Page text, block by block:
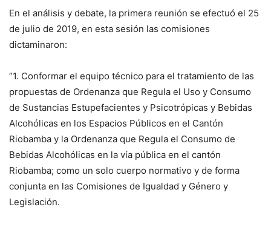
En el análisis y debate, la primera reunión se efectuó el 25
de julio de 2019, en esta sesión las comisiones
dictaminaron:
“1. Conformar el equipo técnico para el tratamiento de las
propuestas de Ordenanza que Regula el Uso y Consumo
de Sustancias Estupefacientes y Psicotrópicas y Bebidas
Alcohólicas en los Espacios Públicos en el Cantón
Riobamba y la Ordenanza que Regula el Consumo de
Bebidas Alcohólicas en la vía pública en el cantón
Riobamba; como un solo cuerpo normativo y de forma
conjunta en las Comisiones de Igualdad y Género y
Legislación.